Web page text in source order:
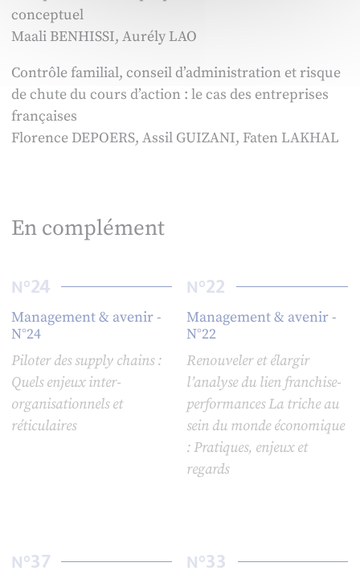
conceptuel
Maali BENHISSI, Aurély LAO
Contrôle familial, conseil d’administration et risque
de chute du cours d’action : le cas des entreprises
françaises
Florence DEPOERS, Assil GUIZANI, Faten LAKHAL
En complément
N°24
Management & avenir -
N°24
Piloter des supply chains :
Quels enjeux inter-
organisationnels et
réticulaires
N°22
Management & avenir -
N°22
Renouveler et élargir
l’analyse du lien franchise-
performances La triche au
sein du monde économique
: Pratiques, enjeux et
regards
N°37 N°33